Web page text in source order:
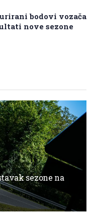
bodovi vozača
nove sezone
sezone na